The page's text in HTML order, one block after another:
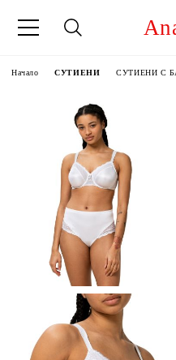
Начало СУТИЕНИ СУТИЕНИ С